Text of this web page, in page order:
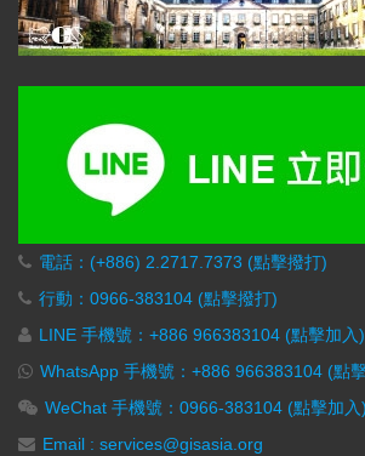
電話：(+886) 2.2717.7373 (點擊撥打)
行動：0966-383104 (點擊撥打)
LINE 手機號：+886 966383104 (點擊加入)
WhatsApp 手機號：+886 966383104 (點
WeChat 手機號：0966-383104 (點擊加入)
Email : services@gisasia.org